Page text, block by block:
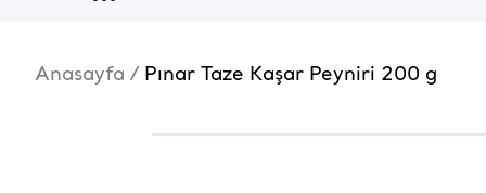
Anasayfa / Pınar Taze Kaşar Peyniri 200 g